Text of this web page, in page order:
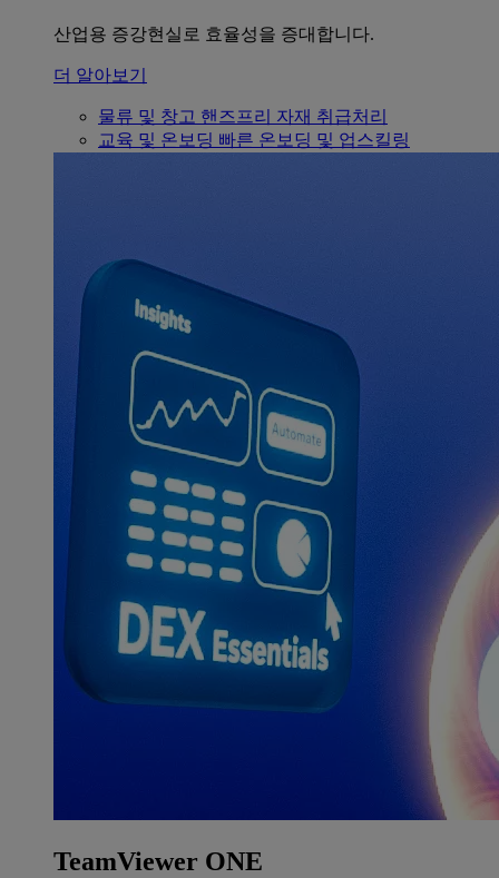
산업용 증강현실로 효율성을 증대합니다.
더 알아보기
물류 및 창고 핸즈프리 자재 취급처리
교육 및 온보딩 빠른 온보딩 및 업스킬링
TeamViewer ONE